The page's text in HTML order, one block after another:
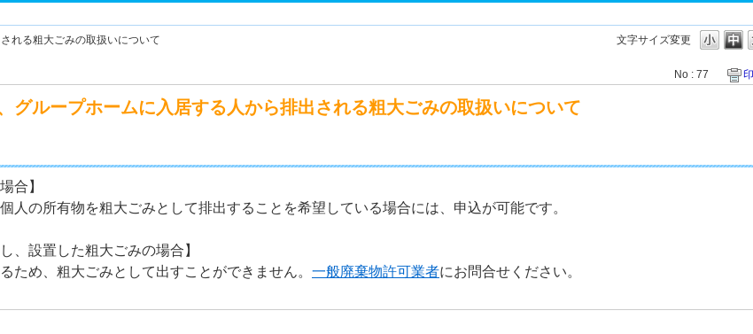
文字サイズ変更
れる粗大ごみの取扱いについて
No : 77
グループホームに入居する人から排出される粗大ごみの取扱いについて
合】
の所有物を粗大ごみとして排出することを希望している場合には、申込が可能です。
、設置した粗大ごみの場合】
め、粗大ごみとして出すことができません。 一般廃棄物許可業者にお問合せください。